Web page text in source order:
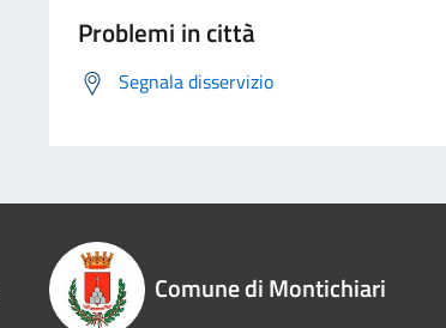
Problemi in città
Segnala disservizio
Comune di Montichiari